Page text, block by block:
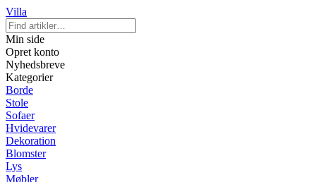
Villa
Min side
Opret konto
Nyhedsbreve
Kategorier
Borde
Stole
Sofaer
Hvidevarer
Dekoration
Blomster
Lys
Møbler